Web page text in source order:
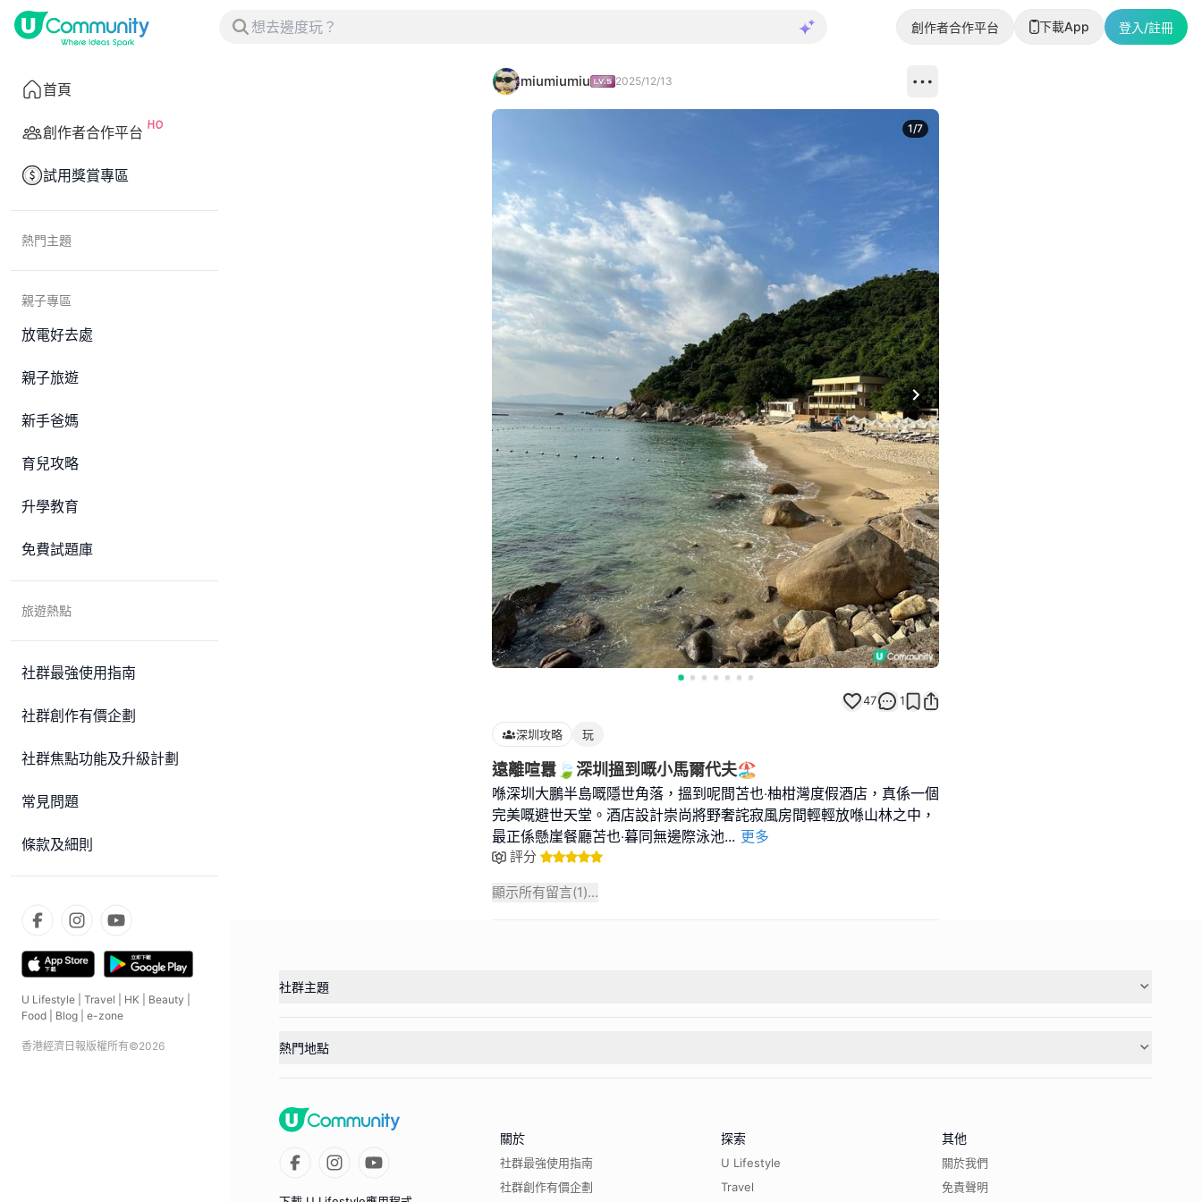
創作者合作平台 下載App 登入/註冊
首頁
創作者合作平台
試用獎賞專區
熱門主題
親子專區
放電好去處
親子旅遊
新手爸媽
育兒攻略
升學教育
免費試題庫
旅遊熱點
社群最強使用指南
社群創作有價企劃
社群焦點功能及升級計劃
常見問題
條款及細則
U Lifestyle Travel HK Beauty
Food
Blog e-zone
香港經濟日報版權所有©2026
miumiumiu 2025/12/13
Next slide
1/7
47 1
深圳攻略 玩
遠離喧囂🍃深圳搵到嘅小馬爾代夫🏖️
喺深圳大鵬半島嘅隱世角落，搵到呢間苫也‧柚柑灣度假酒店，真係一個
完美嘅避世天堂。酒店設計崇尚將野奢詫寂風房間輕輕放喺山林之中，
最正係懸崖餐廳苫也‧暮同無邊際泳池... 更多
評分
顯示所有留言(1)...
社群主題
熱門地點
關於
社群最強使用指南
社群創作有價企劃
探索
U Lifestyle
Travel
其他
關於我們
免責聲明